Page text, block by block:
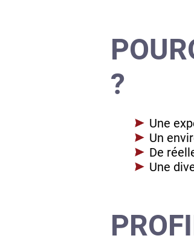
?
Une
Un
De
Une